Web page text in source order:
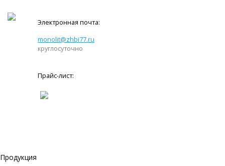
Электронная почта:
monolit@zhbi77.ru
круглосуточно
Прайс-лист:
Продукция